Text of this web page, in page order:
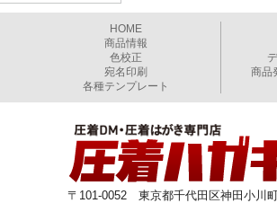
HOME
商品情報
色校正
宛名印刷
各種テンプレート
商品
〒101-0052 東京都千代田区神田小川